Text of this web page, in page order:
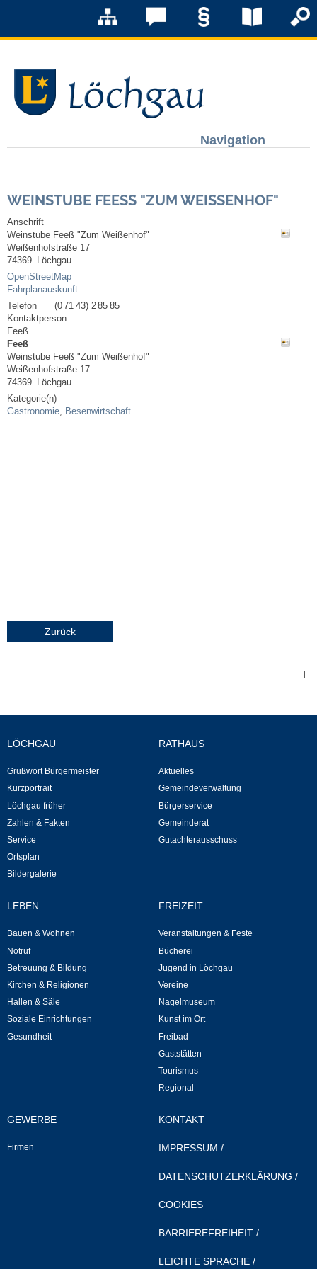
Navigation
Grußwort Bürgermeister
Kurzportrait
Löchgau früher
Zahlen & Fakten
Steuern
Gebühren und Beiträge
Ortsrecht
Fahrplanauskünfte
Bildergalerie
Rund um den Wein
Schlepper / Traktor
Mitarbeiter
Stellenangebote
WEINSTUBE FEESS "ZUM WEISSENHOF"
Anschrift
Weinstube Feeß "Zum Weißenhof"
Weißenhofstraße 17
74369
Löchgau
OpenStreetMap
Fahrplanauskunft
Telefon
(071 43) 285 85
Kontaktperson
Feeß
Feeß
Weinstube Feeß "Zum Weißenhof"
Weißenhofstraße 17
74369
Löchgau
Kategorie(n)
Gastronomie
Besenwirtschaft
Zurück
|
LÖCHGAU
Grußwort Bürgermeister
Kurzportrait
Löchgau früher
Zahlen & Fakten
Service
Ortsplan
Bildergalerie
RATHAUS
Aktuelles
Gemeindeverwaltung
Bürgerservice
Gemeinderat
Gutachterausschuss
LEBEN
Bauen & Wohnen
Notruf
Betreuung & Bildung
Kirchen & Religionen
Hallen & Säle
Soziale Einrichtungen
Gesundheit
FREIZEIT
Veranstaltungen & Feste
Bücherei
Jugend in Löchgau
Vereine
Nagelmuseum
Kunst im Ort
Freibad
Gaststätten
Tourismus
Regional
GEWERBE
Firmen
KONTAKT
IMPRESSUM /
DATENSCHUTZERKLÄRUNG /
COOKIES
BARRIEREFREIHEIT /
LEICHTE SPRACHE /